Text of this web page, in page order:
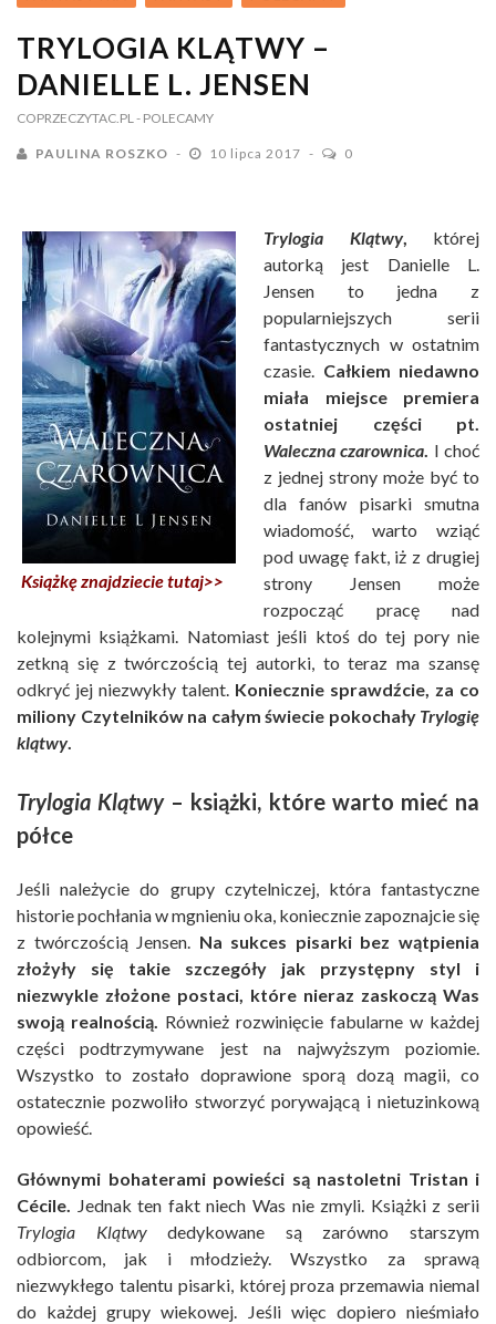
TRYLOGIA KLĄTWY –
DANIELLE L. JENSEN
COPRZECZYTAC.PL - POLECAMY
PAULINA ROSZKO 10 lipca 2017 0
Książkę znajdziecie tutaj>>
Trylogia Klątwy, której
autorką jest Danielle L.
Jensen to jedna z
popularniejszych serii
fantastycznych w ostatnim
czasie. Całkiem niedawno
miała miejsce premiera
ostatniej części pt.
Waleczna czarownica. I choć
z jednej strony może być to
dla fanów pisarki smutna
wiadomość, warto wziąć
pod uwagę fakt, iż z drugiej
strony Jensen może
rozpocząć pracę nad
kolejnymi książkami. Natomiast jeśli ktoś do tej pory nie
zetkną się z twórczością tej autorki, to teraz ma szansę
odkryć jej niezwykły talent. Koniecznie sprawdźcie, za co
miliony Czytelników na całym świecie pokochały Trylogię
klątwy.
Trylogia Klątwy– książki, które warto mieć na
półce
Jeśli należycie do grupy czytelniczej, która fantastyczne
historie pochłania w mgnieniu oka, koniecznie zapoznajcie się
z twórczością Jensen. Na sukces pisarki bez wątpienia
złożyły się takie szczegóły jak przystępny styl i
niezwykle złożone postaci, które nieraz zaskoczą Was
swoją realnością. Również rozwinięcie fabularne w każdej
części podtrzymywane jest na najwyższym poziomie.
Wszystko to zostało doprawione sporą dozą magii, co
ostatecznie pozwoliło stworzyć porywającą i nietuzinkową
opowieść.
Głównymi bohaterami powieści są nastoletni Tristan i
Cécile. Jednak ten fakt niech Was nie zmyli. Książki z serii
Trylogia Klątwydedykowane są zarówno starszym
odbiorcom, jak i młodzieży. Wszystko za sprawą
niezwykłego talentu pisarki, której proza przemawia niemal
do każdej grupy wiekowej. Jeśli więc dopiero nieśmiało